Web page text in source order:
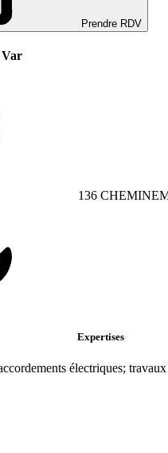
Prendre RDV
Var
136
Expertises
électriques;